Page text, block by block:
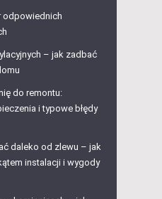
odpowiednich
– jak zadbać
do remontu:
i typowe błędy
daleko od zlewu – jak
instalacji i wygody